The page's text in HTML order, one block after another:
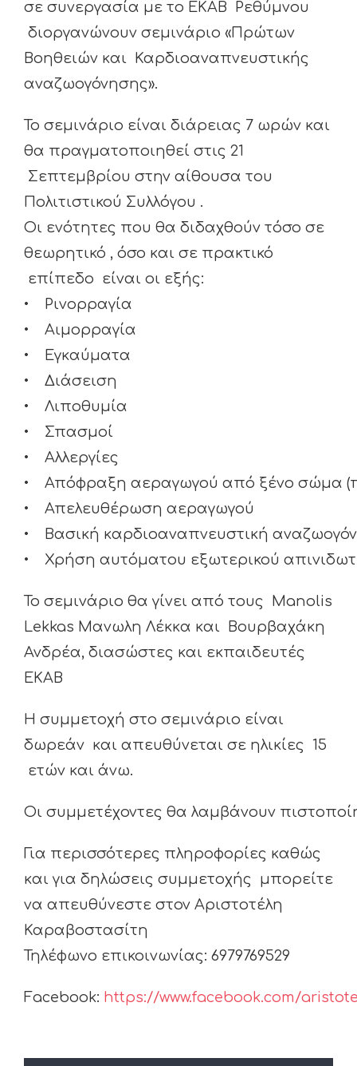
σε συνεργασία με το ΕΚΑΒ Ρεθύμνου
διοργανώνουν σεμινάριο «Πρώτων
Βοηθειών και Καρδιοαναπνευστικής
αναζωογόνησης».
Το σεμινάριο είναι διάρειας 7 ωρών και
θα πραγματοποιηθεί στις 21
Σεπτεμβρίου στην αίθουσα του
Πολιτιστικού Συλλόγου .
Οι ενότητες που θα διδαχθούν τόσο σε
θεωρητικό , όσο και σε πρακτικό
επίπεδο είναι οι εξής:
• Ρινορραγία
• Αιμορραγία
• Εγκαύματα
• Διάσειση
• Λιποθυμία
• Σπασμοί
• Αλλεργίες
• Απόφραξη αεραγωγού από ξένο σώμα
• Απελευθέρωση αεραγωγού
• Βασική καρδιοαναπνευστική
• Χρήση αυτόματου εξωτερικού
Το σεμινάριο θα γίνει από τους Manolis
Lekkas Μανωλη Λέκκα και Βουρβαχάκη
Ανδρέα, διασώστες και εκπαιδευτές
ΕΚΑΒ
Η συμμετοχή στο σεμινάριο είναι
δωρεάν και απευθύνεται σε ηλικίες 15
ετών και άνω.
Οι συμμετέχοντες θα λαμβάνουν
Για περισσότερες πληροφορίες καθώς
και για δηλώσεις συμμετοχής μπορείτε
να απευθύνεστε στον Αριστοτέλη
Καραβοστασίτη
Τηλέφωνο επικοινωνίας: 6979769529
Facebook: https://www.facebook.com/